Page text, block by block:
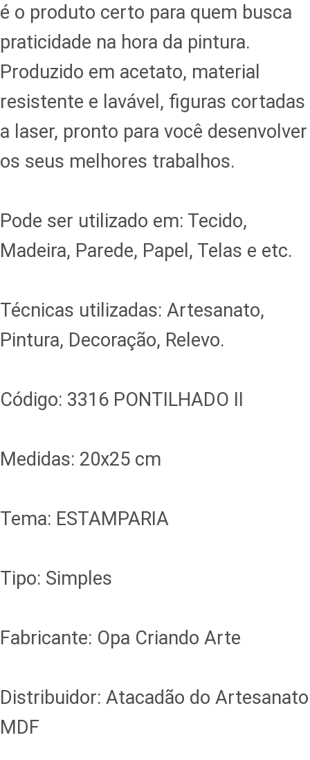
é o produto certo para quem busca
praticidade na hora da pintura.
Produzido em acetato, material
resistente e lavável, figuras cortadas
a laser, pronto para você desenvolver
os seus melhores trabalhos.
Pode ser utilizado em: Tecido,
Madeira, Parede, Papel, Telas e etc.
Técnicas utilizadas: Artesanato,
Pintura, Decoração, Relevo.
Código: 3316 PONTILHADO II
Medidas: 20x25 cm
Tema: ESTAMPARIA
Tipo: Simples
Fabricante: Opa Criando Arte
Distribuidor: Atacadão do Artesanato
MDF